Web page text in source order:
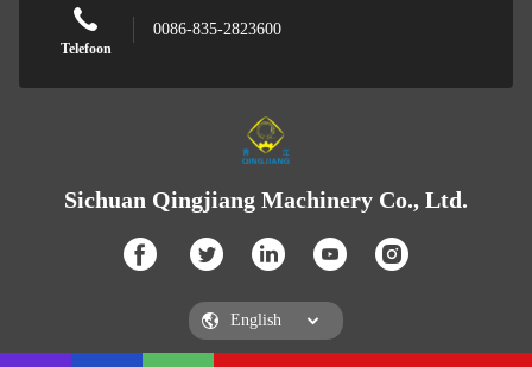
Telefoon
0086-835-2823600
Sichuan Qingjiang Machinery Co., Ltd.